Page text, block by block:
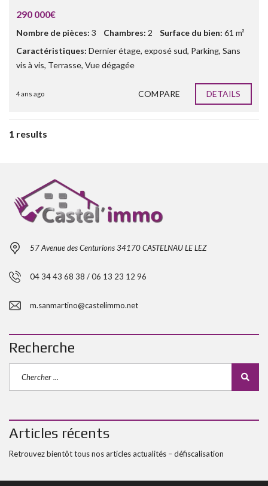
290 000€
Nombre de pièces: 3 Chambres: 2 Surface du bien: 61 m²
Caractéristiques: Dernier étage, exposé sud, Parking, Sans
vis à vis, Terrasse, Vue dégagée
4 ans ago COMPARE DETAILS
1 results
57 Avenue des Centurions 34170 CASTELNAU LE LEZ
04 34 43 68 38 / 06 13 23 12 96
m.sanmartino@castelimmo.net
Recherche
Articles récents
Retrouvez bientôt tous nos articles actualités – défiscalisation